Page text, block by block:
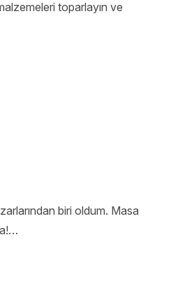
toparlayın ve
biri oldum. Masa
😊